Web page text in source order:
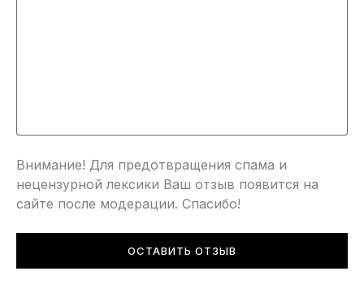
Внимание! Для предотвращения спама и
нецензурной лексики Ваш отзыв появится на
сайте после модерации. Спасибо!
ОСТАВИТЬ ОТЗЫВ